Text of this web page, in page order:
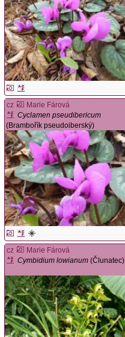
cz
Marie Fárová
Cyclamen pseudibericum
(Brambořík pseudoiberský)
cz
Marie Fárová
Cymbidium lowianum (Člunatec)